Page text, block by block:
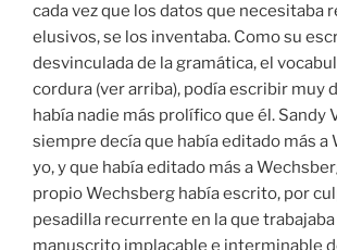
cada vez que los datos que necesitaba
elusivos, se los inventaba. Como su
desvinculada de la gramática, el
cordura (ver arriba), podía escribir muy
había nadie más prolífico que él. Sandy
siempre decía que había editado más a
yo, y que había editado más a
propio Wechsberg había escrito, por
pesadilla recurrente en la que trabajaba
manuscrito implacable e interminable